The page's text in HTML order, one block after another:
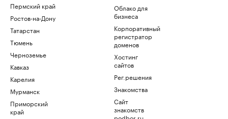
Пермский край
Ростов-на-Дону
Татарстан
Тюмень
Черноземье
Кавказ
Карелия
Мурманск
Приморский
край
Облако для
бизнеса
Корпоративный
регистратор
доменов
Хостинг
сайтов
Рег.решения
Знакомства
Сайт
знакомств